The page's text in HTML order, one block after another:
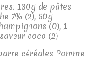
130g de pâtes
7% (2), 50g
(0), 1
coco (2)
céréales Pomme